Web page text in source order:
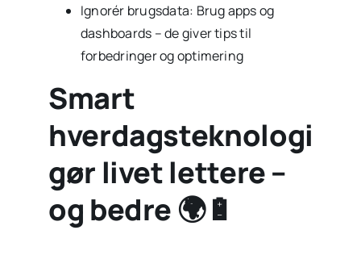
Ignorér brugsdata: Brug apps og
dashboards – de giver tips til
forbedringer og optimering
Smart
hverdagsteknologi
gør livet lettere –
og bedre 🌍🔋